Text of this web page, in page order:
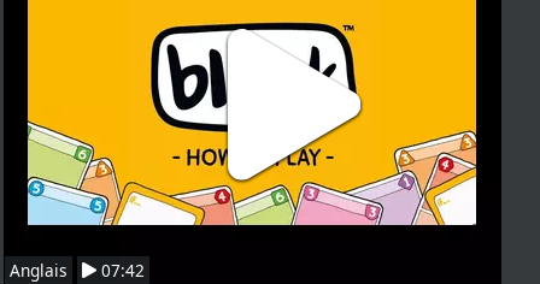
Anglais 07:42